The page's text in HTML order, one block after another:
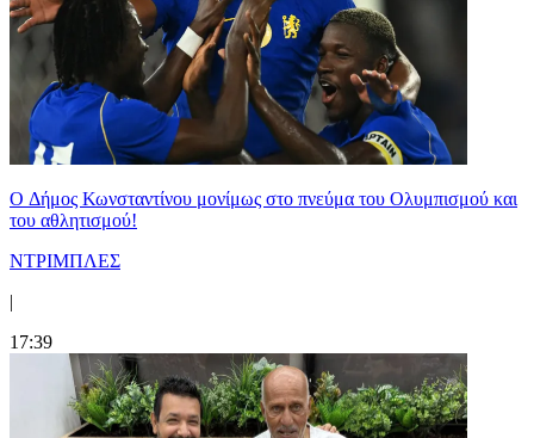
O Δήμος Κωνσταντίνου μονίμως στο πνεύμα του Ολυμπισμού και
του αθλητισμού!
ΝΤΡΙΜΠΛΕΣ
|
17:39